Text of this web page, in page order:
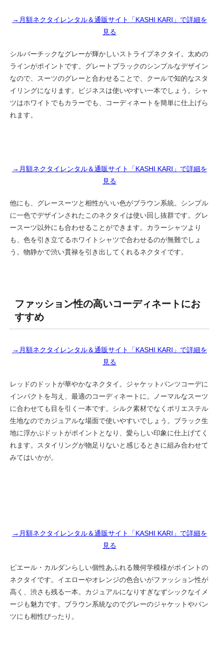
→月額ネクタイレンタル＆通販サイト「KASHI KARI」で詳細を
見る
シルバーチックなグレーが輝かしいストライプネクタイ。太めの
ラインがポイントです。グレートブラックのシンプルなデザイン
なので、スーツのグレーと合わせることで、クールで知的なスタ
イリングになります。ビジネスは使いやすい一本でしょう。シャ
ツはホワイトでもカラーでも、コーディネートを簡単に仕上げら
れます。
→月額ネクタイレンタル＆通販サイト「KASHI KARI」で詳細を
見る
他にも、グレースーツと相性がいい色がブラウン系統。シンプル
に一色でデザインされたこのネクタイは使い回し抜群です。グレ
ースーツ以外にも合わせることができます。カラーシャツより
も、色を引き立てるホワイトシャツで合わせるのが無難でしょ
う。物静かで渋い貫禄を引き出してくれるネクタイです。
ファッション性の高いコーディネートにお
すすめ
→月額ネクタイレンタル＆通販サイト「KASHI KARI」で詳細を
見る
レッドのドットが華やかなネクタイ。ジャケットパンツコーデに
インパクトを与え、最適のコーディネートに。ノーマルなスーツ
に合わせても目を引く一本です。シルク素材でなくポリエステル
生地なのでカジュアルな場面で使いやすいでしょう。ブラック生
地に浮かぶドットがポイントとなり、愛らしい印象に仕上げてく
れます。スタイリングが物足りないと感じるときに組み合わせて
みてはいかが。
→月額ネクタイレンタル＆通販サイト「KASHI KARI」で詳細を
見る
ピエール・カルダンらしい個性あふれる幾何学模様がポイントの
ネクタイです。イエローやオレンジの色合いがファッション性が
高く、渋さも残る一本。カジュアルになりすぎなずシックなイメ
ージも魅力です。ブラウン系統なのでグレーのジャケットやパン
ツにも相性ぴったり。